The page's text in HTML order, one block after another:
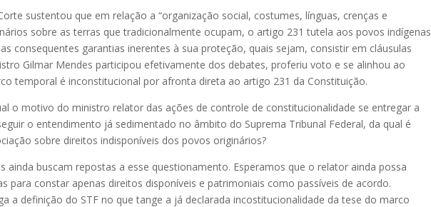
sustentou que em relação a “organização social, costumes, línguas, crenças e
sobre as terras que tradicionalmente ocupam, o artigo 231 tutela aos povos indígenas
consequentes garantias inerentes à sua proteção, quais sejam, consistir em cláusulas
Gilmar Mendes participou efetivamente dos debates, proferiu voto e se alinhou ao
temporal é inconstitucional por afronta direta ao artigo 231 da Constituição.
o motivo do ministro relator das ações de controle de constitucionalidade se entregar a
o entendimento já sedimentado no âmbito do Suprema Tribunal Federal, da qual é
sobre direitos indisponíveis dos povos originários?
ainda buscam repostas a esse questionamento. Esperamos que o relator ainda possa
para constar apenas direitos disponíveis e patrimoniais como passíveis de acordo.
a definição do STF no que tange a já declarada incostitucionalidade da tese do marco